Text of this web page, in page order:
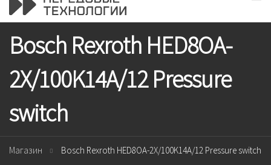
Bosch Rexroth HED8OA-
2X/100K14A/12 Pressure
switch
Магазин Bosch Rexroth HED8OA-2X/100K14A/12 Pressure switch